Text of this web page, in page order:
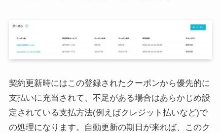
契約更新時にはこの登録されたクーポンから優先的に
支払いに充当されて、不足がある場合はあらかじめ設
定されている支払方法(例えばクレジット払いなど)で
の処理になります。自動更新の期日が来れば、このク